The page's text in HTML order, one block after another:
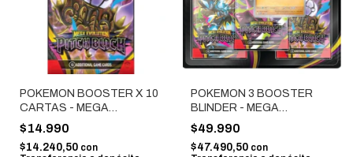
POKEMON BOOSTER X 10
CARTAS - MEGA
EVOLUTION: PITCH BLACK
$14.990
$14.240,50 con
POKEMON 3 BOOSTER
BLINDER - MEGA
EVOLUTION: PITCH BLACK
$49.990
$47.490,50 con